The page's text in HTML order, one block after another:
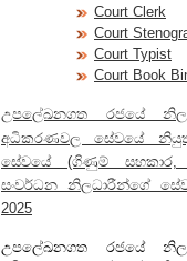
Court Clerk
Court
Court Typist
Court Book
උපලේඛනගත රජයේ
අධිකරණවල සේවයේ
සේවයේ (ගිණුම් සහකාර,
සංවර්ධන නිලධාරීන්ගේ
2025
උපලේඛනගත රජයේ